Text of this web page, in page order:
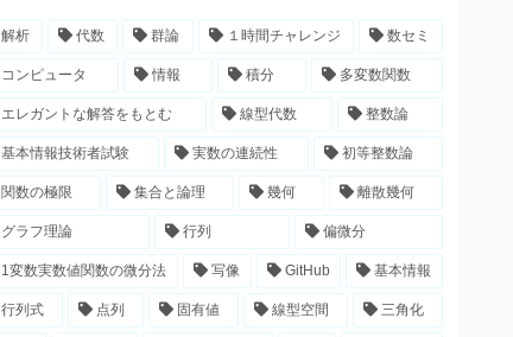
解析 代数 群論 １時間チャレンジ 数セミ
コンピュータ 情報 積分 多変数関数
エレガントな解答をもとむ 線型代数 整数論
基本情報技術者試験 実数の連続性 初等整数論
関数の極限 集合と論理 幾何 離散幾何
グラフ理論 行列 偏微分
1変数実数値関数の微分法 写像 GitHub 基本情報
行列式 点列 固有値 線型空間 三角化